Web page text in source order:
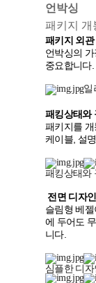
언박싱
패키지 개
패키지 외관
언박싱의
중요합니다
일
패킹상태와
패키지를
케이블, 설
패킹상태와
전면 디자인
슬림형 베
에 두어도
니다.
심플한 디